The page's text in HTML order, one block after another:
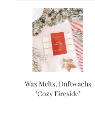
Wax Melts, Duftwachs
"Cozy Fireside"